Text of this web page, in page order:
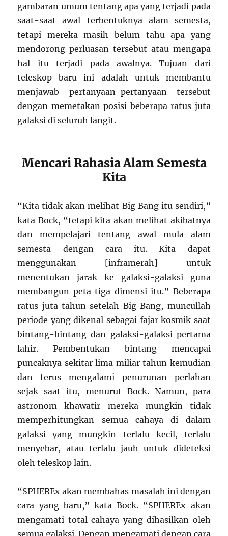
gambaran umum tentang apa yang terjadi pada
saat-saat awal terbentuknya alam semesta,
tetapi mereka masih belum tahu apa yang
mendorong perluasan tersebut atau mengapa
hal itu terjadi pada awalnya. Tujuan dari
teleskop baru ini adalah untuk membantu
menjawab pertanyaan-pertanyaan tersebut
dengan memetakan posisi beberapa ratus juta
galaksi di seluruh langit.
Mencari Rahasia Alam Semesta
Kita
“Kita tidak akan melihat Big Bang itu sendiri,”
kata Bock, “tetapi kita akan melihat akibatnya
dan mempelajari tentang awal mula alam
semesta dengan cara itu. Kita dapat
menggunakan [inframerah] untuk
menentukan jarak ke galaksi-galaksi guna
membangun peta tiga dimensi itu.” Beberapa
ratus juta tahun setelah Big Bang, muncullah
periode yang dikenal sebagai fajar kosmik saat
bintang-bintang dan galaksi-galaksi pertama
lahir. Pembentukan bintang mencapai
puncaknya sekitar lima miliar tahun kemudian
dan terus mengalami penurunan perlahan
sejak saat itu, menurut Bock. Namun, para
astronom khawatir mereka mungkin tidak
memperhitungkan semua cahaya di dalam
galaksi yang mungkin terlalu kecil, terlalu
menyebar, atau terlalu jauh untuk dideteksi
oleh teleskop lain.
“SPHEREx akan membahas masalah ini dengan
cara yang baru,” kata Bock. “SPHEREx akan
mengamati total cahaya yang dihasilkan oleh